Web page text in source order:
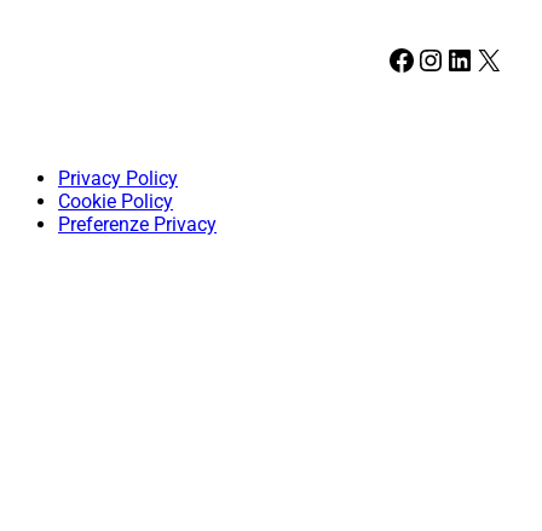
Facebook Instagram LinkedIn X
Privacy Policy
Cookie Policy
Preferenze Privacy